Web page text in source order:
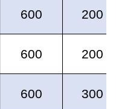
600 200
600 200
600 300